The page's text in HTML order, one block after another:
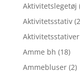
Aktivitetslegetøj
Aktivitetsstativ
Aktivitetsstativer
Amme bh (18)
Ammebluser (2)